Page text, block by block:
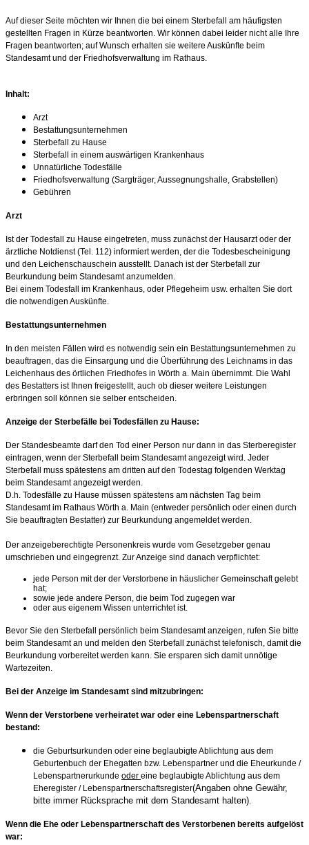
Auf dieser Seite möchten wir Ihnen die bei einem Sterbefall am häufigsten
gestellten Fragen in Kürze beantworten. Wir können dabei leider nicht alle Ihre
Fragen beantworten; auf Wunsch erhalten sie weitere Auskünfte beim
Standesamt und der Friedhofsverwaltung im Rathaus.
Inhalt:
Arzt
Bestattungsunternehmen
Sterbefall zu Hause
Sterbefall in einem auswärtigen Krankenhaus
Unnatürliche Todesfälle
Friedhofsverwaltung (Sargträger, Aussegnungshalle, Grabstellen)
Gebühren
Arzt
Ist der Todesfall zu Hause eingetreten, muss zunächst der Hausarzt oder der
ärztliche Notdienst (Tel. 112) informiert werden, der die Todesbescheinigung
und den Leichenschauschein ausstellt. Danach ist der Sterbefall zur
Beurkundung beim Standesamt anzumelden.
Bei einem Todesfall im Krankenhaus, oder Pflegeheim usw. erhalten Sie dort
die notwendigen Auskünfte.
Bestattungsunternehmen
In den meisten Fällen wird es notwendig sein ein Bestattungsunternehmen zu
beauftragen, das die Einsargung und die Überführung des Leichnams in das
Leichenhaus des örtlichen Friedhofes in Wörth a. Main übernimmt. Die Wahl
des Bestatters ist Ihnen freigestellt, auch ob dieser weitere Leistungen
erbringen soll können sie selber entscheiden.
Anzeige der Sterbefälle bei Todesfällen zu Hause:
Der Standesbeamte darf den Tod einer Person nur dann in das Sterberegister
eintragen, wenn der Sterbefall beim Standesamt angezeigt wird. Jeder
Sterbefall muss spätestens am dritten auf den Todestag folgenden Werktag
beim Standesamt angezeigt werden.
D.h. Todesfälle zu Hause müssen spätestens am nächsten Tag beim
Standesamt im Rathaus Wörth a. Main (entweder persönlich oder einen durch
Sie beauftragten Bestatter) zur Beurkundung angemeldet werden.
Der anzeigeberechtigte Personenkreis wurde vom Gesetzgeber genau
umschrieben und eingegrenzt. Zur Anzeige sind danach verpflichtet:
jede Person mit der der Verstorbene in häuslicher Gemeinschaft gelebt
hat;
sowie jede andere Person, die beim Tod zugegen war
oder aus eigenem Wissen unterrichtet ist.
Bevor Sie den Sterbefall persönlich beim Standesamt anzeigen, rufen Sie bitte
beim Standesamt an und melden den Sterbefall zunächst telefonisch, damit die
Beurkundung vorbereitet werden kann. Sie ersparen sich damit unnötige
Wartezeiten.
Bei der Anzeige im Standesamt sind mitzubringen:
Wenn der Verstorbene verheiratet war oder eine Lebenspartnerschaft
bestand:
die Geburtsurkunden oder eine beglaubigte Ablichtung aus dem
Geburtenbuch der Ehegatten bzw. Lebenspartner und die Eheurkunde /
Lebenspartnerurkunde oder eine beglaubigte Ablichtung aus dem
Eheregister / Lebenspartnerschaftsregister(Angaben ohne Gewähr,
bitte immer Rücksprache mit dem Standesamt halten)
Wenn die Ehe oder Lebenspartnerschaft des Verstorbenen bereits aufgelöst
war: